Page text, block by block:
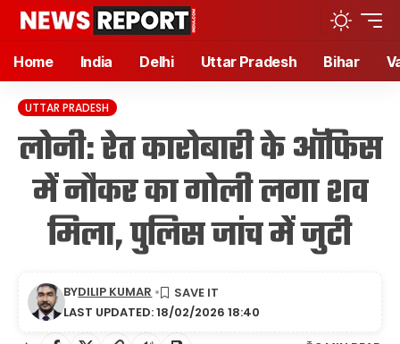
Home India Delhi Uttar Pradesh Bihar
UTTAR PRADESH
लोनी: रेत कारोबारी के ऑफिस
में नौकर का गोली लगा शव
मिला, पुलिस जांच में जुटी
LAST UPDATED: 18/02/2026 18:40
BYDILIP KUMAR